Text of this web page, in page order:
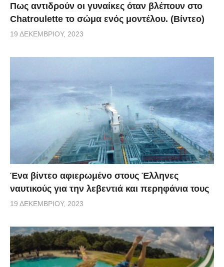
Πως αντιδρούν οι γυναίκες όταν βλέπουν στο
Chatroulette το σώμα ενός μοντέλου. (Βίντεο)
19 ΔΕΚΕΜΒΡΊΟΥ, 2023
Ένα βίντεο αφιερωμένο στους Έλληνες
ναυτικούς για την λεβεντιά και περηφάνια τους
19 ΔΕΚΕΜΒΡΊΟΥ, 2023